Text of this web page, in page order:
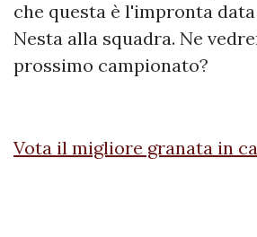
che questa è l'impronta
Nesta alla squadra. Ne
prossimo campionato?
Vota il migliore granata in